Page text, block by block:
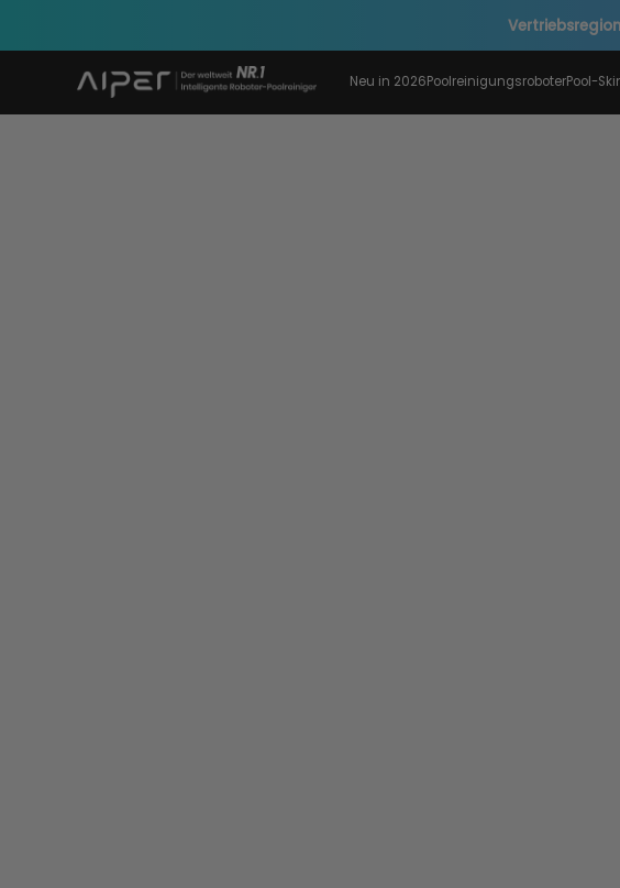
Neu in 2026PoolreinigungsroboterPool-